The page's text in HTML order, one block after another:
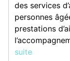
des services
personnes
prestations
suite